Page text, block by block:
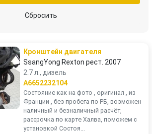
Сбросить
Кронштейн двигателя
SsangYong Rexton рест. 2007
2.7 л., дизель
A6652232104
Состояние как на фото , оригинал , из
Франции , без пробега по РБ, возможен
наличный и безналичный расчёт,
рассрочка по карте Халва, поможем с
установкой Состоя...